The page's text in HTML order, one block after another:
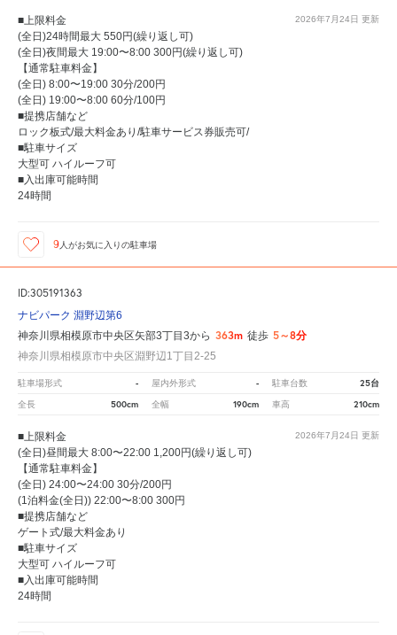
2026年7月24日 更新
■上限料金
(全日)24時間最大 550円(繰り返し可)
(全日)夜間最大 19:00〜8:00 300円(繰り返し可)
【通常駐車料金】
(全日) 8:00〜19:00 30分/200円
(全日) 19:00〜8:00 60分/100円
■提携店舗など
ロック板式/最大料金あり/駐車サービス券販売可/
■駐車サイズ
大型可 ハイルーフ可
■入出庫可能時間
24時間
9人がお気に入りの駐車場
ID:305191363
ナビパーク 淵野辺第6
神奈川県相模原市中央区矢部3丁目3から 363m 徒歩 5～8分
神奈川県相模原市中央区淵野辺1丁目2-25
駐車場形式 - 屋内外形式 - 駐車台数 25台
全長 500cm 全幅 190cm 車高 210cm
2026年7月24日 更新
■上限料金
(全日)昼間最大 8:00〜22:00 1,200円(繰り返し可)
【通常駐車料金】
(全日) 24:00〜24:00 30分/200円
(1泊料金(全日)) 22:00〜8:00 300円
■提携店舗など
ゲート式/最大料金あり
■駐車サイズ
大型可 ハイルーフ可
■入出庫可能時間
24時間